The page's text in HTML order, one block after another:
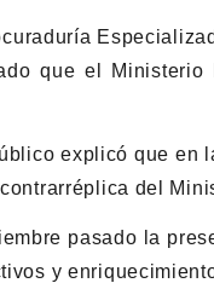
que el
explicó que en
del
pasado la
y